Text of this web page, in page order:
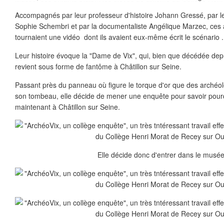
Accompagnés par leur professeur d'histoire Johann Gressé, par
Sophie Schembri et par la documentaliste Angélique Marzec,
tournaient une vidéo dont ils avaient eux-même écrit le scénario
Leur histoire évoque la "Dame de Vix", qui, bien que décédée
revient sous forme de fantôme à Châtillon sur Seine.
Passant près du panneau où figure le torque d'or que des
son tombeau, elle décide de mener une enquête pour savoir
maintenant à Châtillon sur Seine.
Elle décide donc d'entrer dans le